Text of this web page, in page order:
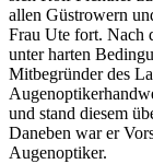
allen Güstrowern
Frau Ute fort. Nach
unter harten
Mitbegründer des
und stand diesem
Daneben war er
Augenoptiker.